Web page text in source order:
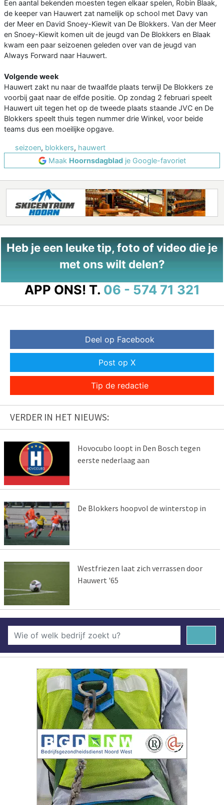
Een aantal bekenden moesten tegen elkaar spelen, Robin Blaak,
de keeper van Hauwert zat namelijk op school met Davy van
der Meer en David Snoey-Kiewit van De Blokkers. Van der Meer
en Snoey-Kiewit komen uit de jeugd van De Blokkers en Blaak
kwam een paar seizoenen geleden over van de jeugd van
Always Forward naar Hauwert.
Volgende week
Hauwert zakt nu naar de twaalfde plaats terwijl De Blokkers ze
voorbij gaat naar de elfde positie. Op zondag 2 februari speelt
Hauwert uit tegen het op de tweede plaats staande JVC en De
Blokkers speelt thuis tegen nummer drie Winkel, voor beide
teams dus een moeilijke opgave.
seizoen, blokkers, hauwert
Maak Hoornsdagbladje Google-favoriet
Heb je een leuke tip, foto of video die je
met ons wilt delen?
APP ONS! T. 06 - 574 71 321
Deel op Facebook
Post op X
Tip de redactie
VERDER IN HET NIEUWS:
Hovocubo loopt in Den Bosch tegen
eerste nederlaag aan
De Blokkers hoopvol de winterstop in
Westfriezen laat zich verrassen door
Hauwert '65